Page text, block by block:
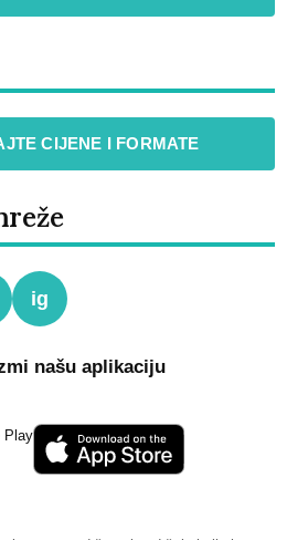
CIJENE I FORMATE
ig
našu aplikaciju